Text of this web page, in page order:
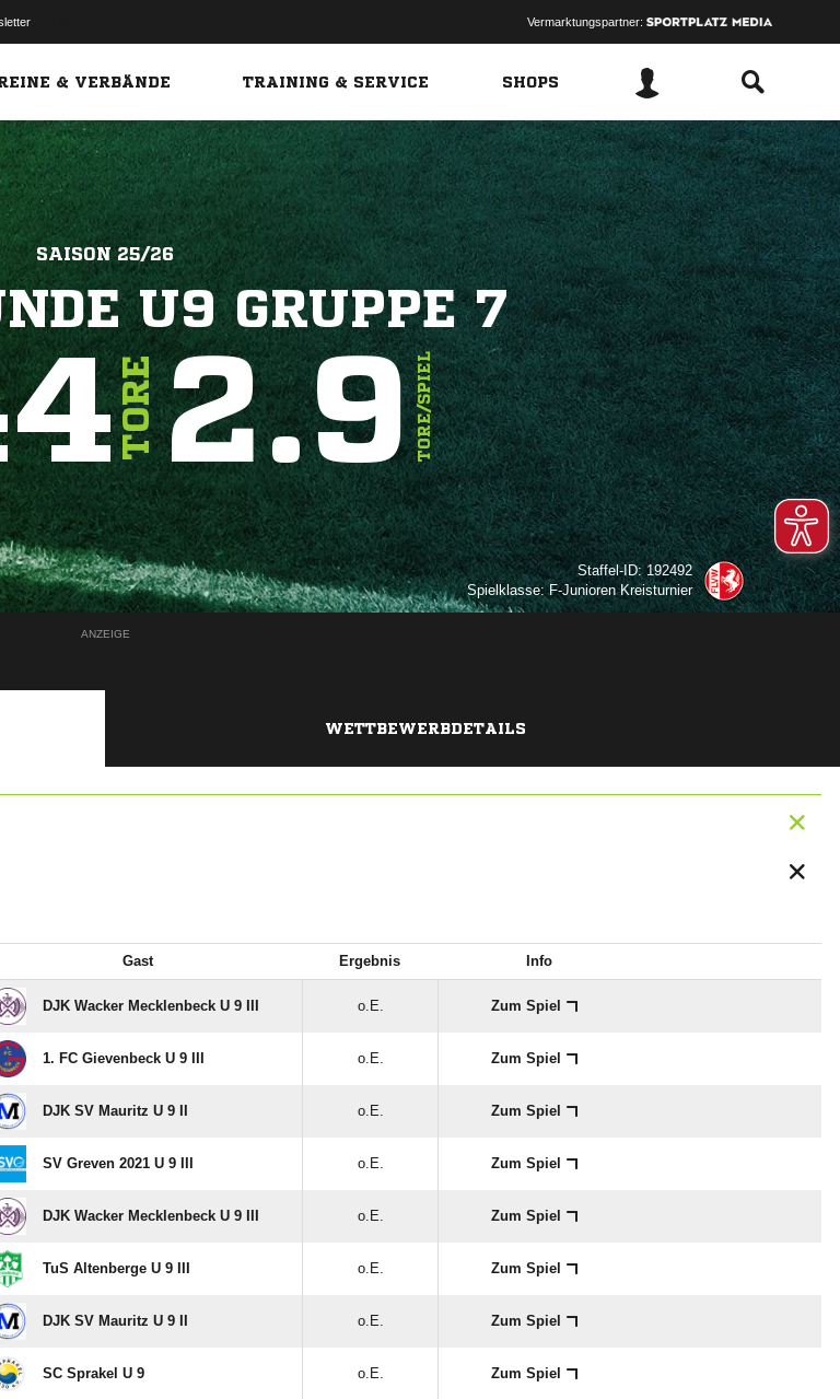
Vermarktungspartner:
& VERBÄNDE TRAINING & SERVICE SHOPS
SAISON 25/26
U9 GRUPPE 7
TORE2.9TORE/SPIEL
Staffel-ID: 192492
Spielklasse: F-Junioren Kreisturnier
ANZEIGE
WETTBEWERBDETAILS
Gast Ergebnis Info
DJK Wacker Mecklenbeck U 9 III o.E. Zum Spiel
1. FC Gievenbeck U 9 III o.E. Zum Spiel
DJK SV Mauritz U 9 II o.E. Zum Spiel
SV Greven 2021 U 9 III o.E. Zum Spiel
DJK Wacker Mecklenbeck U 9 III o.E. Zum Spiel
TuS Altenberge U 9 III o.E. Zum Spiel
DJK SV Mauritz U 9 II o.E. Zum Spiel
SC Sprakel U 9 o.E. Zum Spiel